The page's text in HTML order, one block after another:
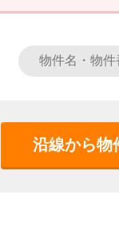
沿線から物